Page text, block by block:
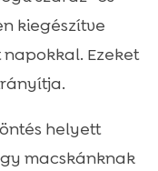
kiegészítve
Ezeket
helyett
macskánknak